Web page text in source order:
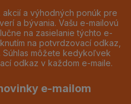
a výhodných ponúk pre
a bývania. Vašu e-mailovú
na zasielanie týchto e-
na potvrdzovací odkaz,
Súhlas môžete kedykoľvek
odkaz v každom e-maile.
e-mailom